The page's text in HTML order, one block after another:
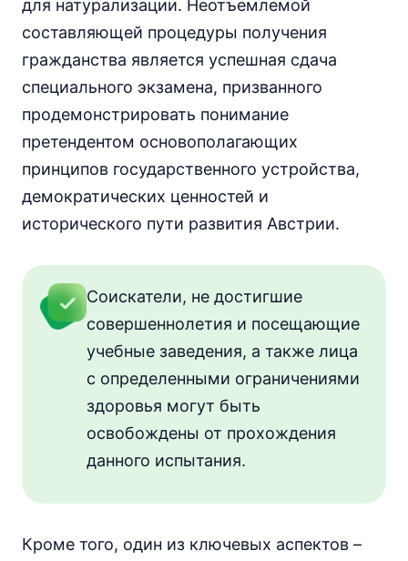
для натурализации. Неотъемлемой
составляющей процедуры получения
гражданства является успешная сдача
специального экзамена, призванного
продемонстрировать понимание
претендентом основополагающих
принципов государственного устройства,
демократических ценностей и
исторического пути развития Австрии.
Соискатели, не достигшие
совершеннолетия и посещающие
учебные заведения, а также лица
с определенными ограничениями
здоровья могут быть
освобождены от прохождения
данного испытания.
Кроме того, один из ключевых аспектов –